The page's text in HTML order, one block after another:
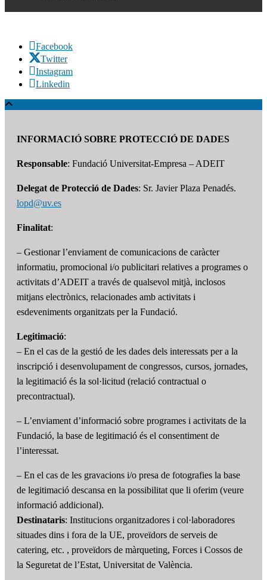
Facebook
Twitter
Instagram
Linkedin
INFORMACIÓ SOBRE PROTECCIÓ DE DADES
Responsable: Fundació Universitat-Empresa – ADEIT
Delegat de Protecció de Dades: Sr. Javier Plaza Penadés.
lopd@uv.es
Finalitat:
– Gestionar l’enviament de comunicacions de caràcter
informatiu, promocional i/o publicitari relatives a programes o
activitats d’ADEIT a través de qualsevol mitjà, inclosos
mitjans electrònics, relacionades amb activitats i
esdeveniments organitzats per la Fundació.
Legitimació:
– En el cas de la gestió de les dades dels interessats per a la
inscripció i desenvolupament de congressos, cursos, jornades,
la legitimació és la sol·licitud (relació contractual o
precontractual).
– L’enviament d’informació sobre programes i activitats de la
Fundació, la base de legitimació és el consentiment de
l’interessat.
– En el cas de les gravacions i/o presa de fotografies la base
de legitimació descansa en la possibilitat que li oferim (veure
informació addicional).
Destinataris: Institucions organitzadores i col·laboradores
situades dins i fora de la UE, proveïdors de serveis de
catering, etc. , proveïdors de màrqueting, Forces i Cossos de
la Seguretat de l’Estat, Universitat de València.